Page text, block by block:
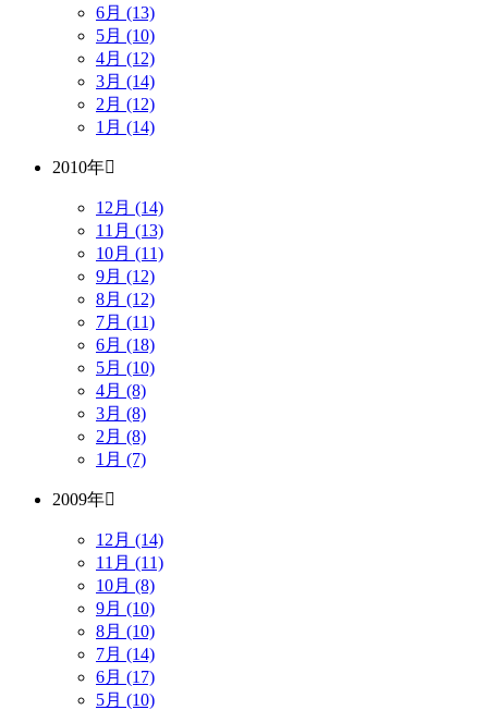
6月 (13)
5月 (10)
4月 (12)
3月 (14)
2月 (12)
1月 (14)
2010年
12月 (14)
11月 (13)
10月 (11)
9月 (12)
8月 (12)
7月 (11)
6月 (18)
5月 (10)
4月 (8)
3月 (8)
2月 (8)
1月 (7)
2009年
12月 (14)
11月 (11)
10月 (8)
9月 (10)
8月 (10)
7月 (14)
6月 (17)
5月 (10)